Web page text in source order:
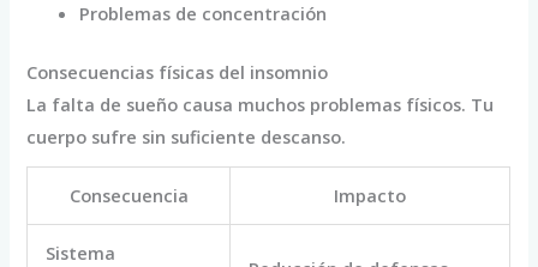
Problemas de concentración
Consecuencias físicas del insomnio
La falta de sueño causa muchos problemas físicos. Tu
cuerpo sufre sin suficiente descanso.
Consecuencia Impacto
Sistema